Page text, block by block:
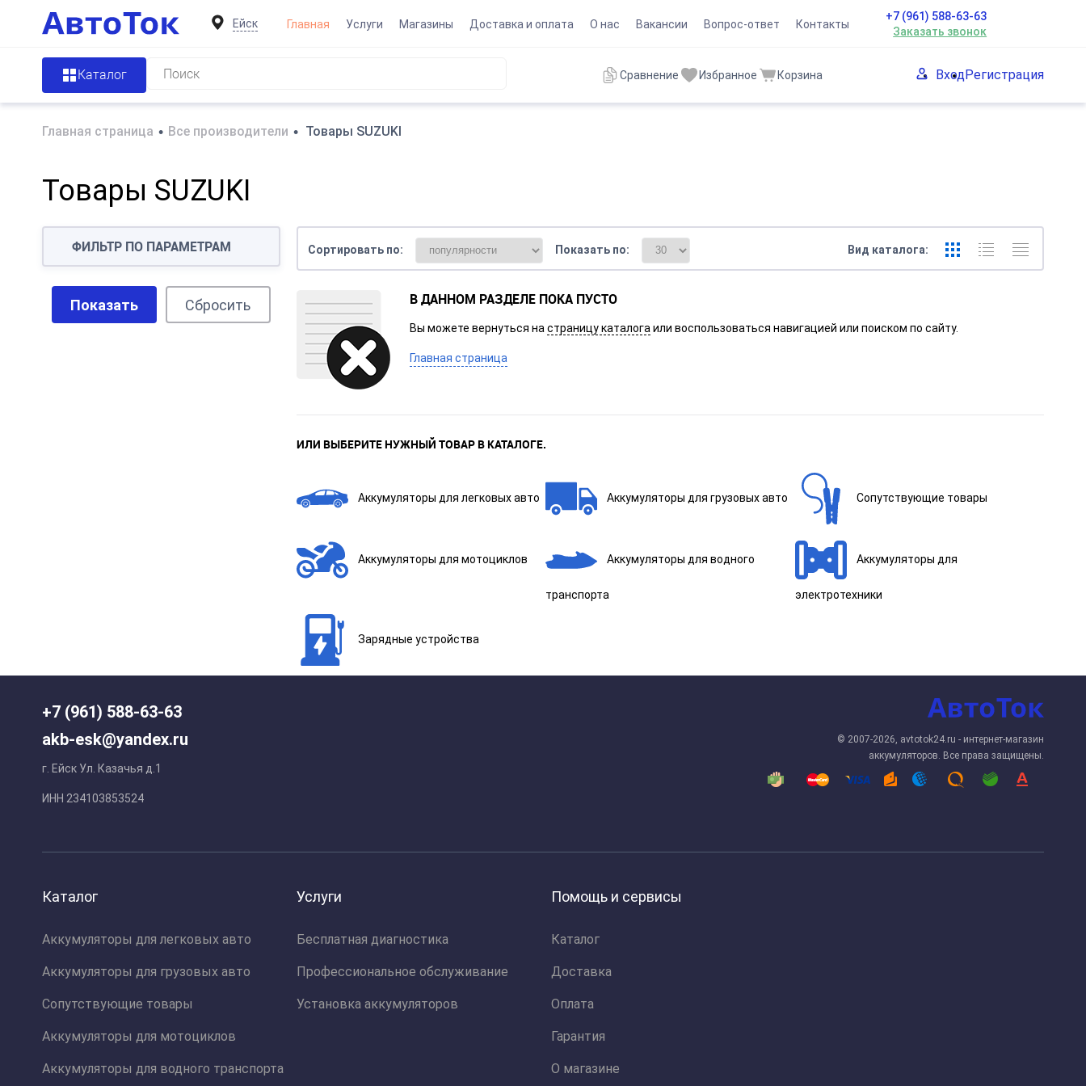
Ейск Главная Услуги Магазины Доставка и оплата О нас Вакансии Вопрос-ответ Контакты
+7 (961) 588-63-63
Заказать звонок
Каталог Сравнение Избранное Корзина ВходРегистрация
Главная страница • Все производители • Товары SUZUKI
Товары SUZUKI
ФИЛЬТР ПО ПАРАМЕТРАМ
Показать Сбросить
Сортировать по: Показать по: Вид каталога:
В ДАННОМ РАЗДЕЛЕ ПОКА ПУСТО
Вы можете вернуться на страницу каталога или воспользоваться навигацией или поиском по сайту.
Главная страница
ИЛИ ВЫБЕРИТЕ НУЖНЫЙ ТОВАР В КАТАЛОГЕ.
Аккумуляторы для легковых авто Аккумуляторы для грузовых авто Сопутствующие товары
Аккумуляторы для мотоциклов Аккумуляторы для водного
транспорта
Аккумуляторы для
электротехники
Зарядные устройства
+7 (961) 588-63-63
akb-esk@yandex.ru
г. Ейск Ул. Казачья д.1
ИНН 234103853524
© 2007-2026, avtotok24.ru - интернет-магазин
аккумуляторов. Все права защищены.
Каталог
Аккумуляторы для легковых авто
Аккумуляторы для грузовых авто
Сопутствующие товары
Аккумуляторы для мотоциклов
Аккумуляторы для водного транспорта
Услуги
Бесплатная диагностика
Профессиональное обслуживание
Установка аккумуляторов
Помощь и сервисы
Каталог
Доставка
Оплата
Гарантия
О магазине